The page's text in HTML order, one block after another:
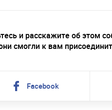
и расскажите об этом
смогли к вам
Facebook